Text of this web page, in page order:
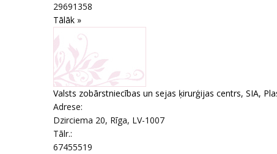
29691358
Tālāk »
Valsts zobārstniecības un sejas ķirurģijas centrs, SIA,
Adrese:
Dzirciema 20, Rīga, LV-1007
Tālr.:
67455519